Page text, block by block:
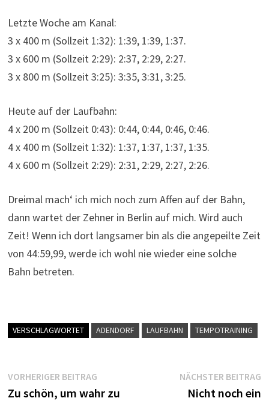
Letzte Woche am Kanal:
3 x 400 m (Sollzeit 1:32): 1:39, 1:39, 1:37.
3 x 600 m (Sollzeit 2:29): 2:37, 2:29, 2:27.
3 x 800 m (Sollzeit 3:25): 3:35, 3:31, 3:25.
Heute auf der Laufbahn:
4 x 200 m (Sollzeit 0:43): 0:44, 0:44, 0:46, 0:46.
4 x 400 m (Sollzeit 1:32): 1:37, 1:37, 1:37, 1:35.
4 x 600 m (Sollzeit 2:29): 2:31, 2:29, 2:27, 2:26.
Dreimal mach‘ ich mich noch zum Affen auf der Bahn,
dann wartet der Zehner in Berlin auf mich. Wird auch
Zeit! Wenn ich dort langsamer bin als die angepeilte Zeit
von 44:59,99, werde ich wohl nie wieder eine solche
Bahn betreten.
VERSCHLAGWORTET ADENDORF LAUFBAHN TEMPOTRAINING
Beitragsnavigation
VORHERIGER BEITRAGVorheriger
Beitrag:
Zu schön, um wahr zu
NÄCHSTER BEITRAG
Nicht noch ein